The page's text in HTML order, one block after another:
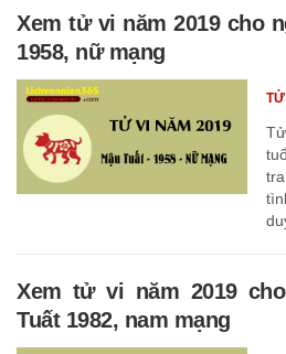
Xem tử vi năm 2019 cho
1958, nữ mạng
Xem tử vi năm 2019
Tuất 1982, nam mạng